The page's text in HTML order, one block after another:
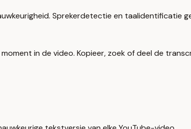
Sprekerdetectie en taalidentificatie
in de video. Kopieer, zoek of deel de